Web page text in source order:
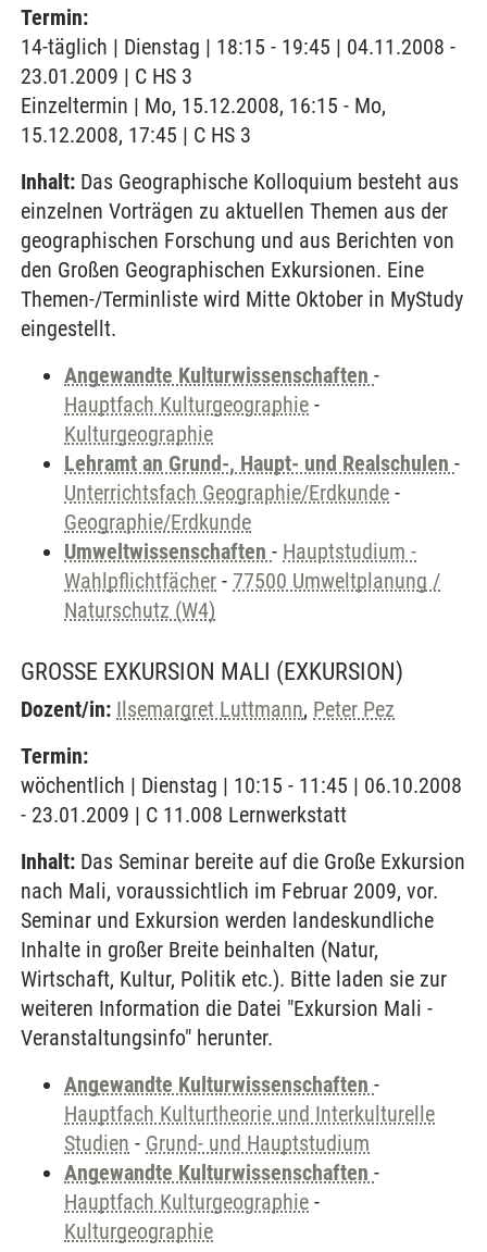
Termin:
14-täglich | Dienstag | 18:15 - 19:45 | 04.11.2008 -
23.01.2009 | C HS 3
Einzeltermin | Mo, 15.12.2008, 16:15 - Mo,
15.12.2008, 17:45 | C HS 3
Inhalt: Das Geographische Kolloquium besteht aus
einzelnen Vorträgen zu aktuellen Themen aus der
geographischen Forschung und aus Berichten von
den Großen Geographischen Exkursionen. Eine
Themen-/Terminliste wird Mitte Oktober in MyStudy
eingestellt.
Angewandte Kulturwissenschaften -
Hauptfach Kulturgeographie -
Kulturgeographie
Lehramt an Grund-, Haupt- und Realschulen -
Unterrichtsfach Geographie/Erdkunde -
Geographie/Erdkunde
Umweltwissenschaften - Hauptstudium -
Wahlpflichtfächer - 77500 Umweltplanung /
Naturschutz (W4)
GROSSE EXKURSION MALI (EXKURSION)
Dozent/in: Ilsemargret Luttmann, Peter Pez
Termin:
wöchentlich | Dienstag | 10:15 - 11:45 | 06.10.2008
- 23.01.2009 | C 11.008 Lernwerkstatt
Inhalt: Das Seminar bereite auf die Große Exkursion
nach Mali, voraussichtlich im Februar 2009, vor.
Seminar und Exkursion werden landeskundliche
Inhalte in großer Breite beinhalten (Natur,
Wirtschaft, Kultur, Politik etc.). Bitte laden sie zur
weiteren Information die Datei "Exkursion Mali -
Veranstaltungsinfo" herunter.
Angewandte Kulturwissenschaften -
Hauptfach Kulturtheorie und Interkulturelle
Studien - Grund- und Hauptstudium
Angewandte Kulturwissenschaften -
Hauptfach Kulturgeographie -
Kulturgeographie